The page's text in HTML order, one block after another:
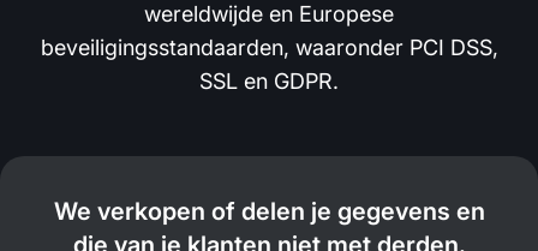
wereldwijde en Europese
beveiligingsstandaarden, waaronder PCI DSS,
SSL en GDPR.
We verkopen of delen je gegevens en
die van je klanten niet met derden.